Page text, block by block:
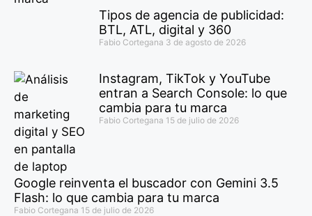
Tipos de agencia de publicidad:
BTL, ATL, digital y 360
Fabio Cortegana 3 de agosto de 2026
Instagram, TikTok y YouTube
entran a Search Console: lo que
cambia para tu marca
Fabio Cortegana 15 de julio de 2026
Google reinventa el buscador con Gemini 3.5
Flash: lo que cambia para tu marca
Fabio Cortegana 15 de julio de 2026